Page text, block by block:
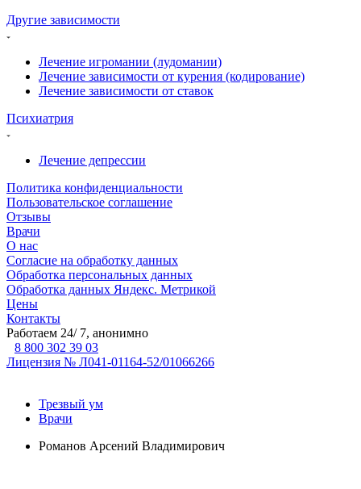
Другие зависимости
Лечение игромании (лудомании)
Лечение зависимости от курения (кодирование)
Лечение зависимости от ставок
Психиатрия
Лечение депрессии
Политика конфиденциальности
Пользовательское соглашение
Отзывы
Врачи
О нас
Согласие на обработку данных
Обработка персональных данных
Обработка данных Яндекс. Метрикой
Цены
Контакты
Работаем 24/ 7, анонимно
8 800 302 39 03
Лицензия № Л041-01164-52/01066266
Трезвый ум
Врачи
Романов Арсений Владимирович